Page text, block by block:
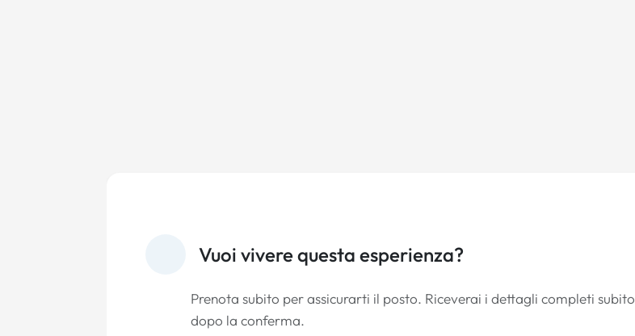
Vuoi vivere questa esperienza?
Prenota subito per assicurarti il posto. Riceverai i dettagli completi subito
dopo la conferma.